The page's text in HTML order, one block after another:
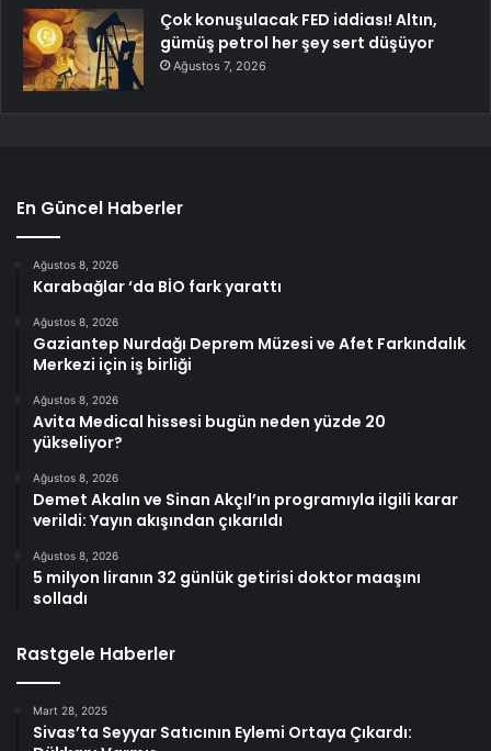
Çok konuşulacak FED iddiası! Altın,
gümüş petrol her şey sert düşüyor
Ağustos 7, 2026
En Güncel Haberler
Ağustos 8, 2026
Karabağlar ‘da BİO fark yarattı
Ağustos 8, 2026
Gaziantep Nurdağı Deprem Müzesi ve Afet Farkındalık
Merkezi için iş birliği
Ağustos 8, 2026
Avita Medical hissesi bugün neden yüzde 20
yükseliyor?
Ağustos 8, 2026
Demet Akalın ve Sinan Akçıl’ın programıyla ilgili karar
verildi: Yayın akışından çıkarıldı
Ağustos 8, 2026
5 milyon liranın 32 günlük getirisi doktor maaşını
solladı
Rastgele Haberler
Mart 28, 2025
Sivas’ta Seyyar Satıcının Eylemi Ortaya Çıkardı: